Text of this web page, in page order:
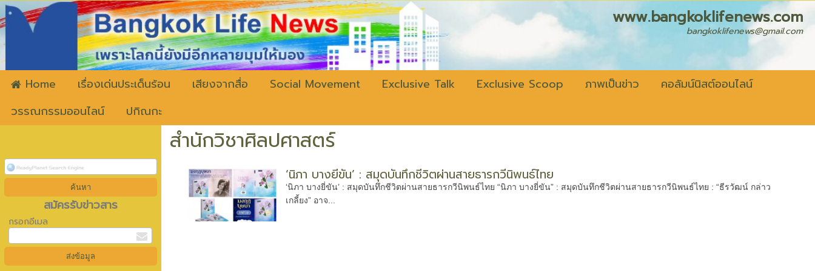
www.bangkoklifenews.com
bangkoklifenews@gmail.com
Home เรื่องเด่นประเด็นร้อน เสียงจากสื่อ Social Movement Exclusive Talk Exclusive Scoop ภาพเป็นข่าว
คอลัมน์นิสต์ออนไลน์
วรรณกรรมออนไลน์
ปกิณกะ
สมัครรับข่าวสาร
กรอกอีเมล
สำนักวิชาศิลปศาสตร์
‘นิภา บางยี่ขัน’ : สมุดบันทึกชีวิตผ่านสายธารกวีนิพนธ์ไทย
‘นิภา บางยี่ขัน’ : สมุดบันทึกชีวิตผ่านสายธารกวีนิพนธ์ไทย “นิภา บางยี่ขัน” : สมุดบันทึกชีวิตผ่านสายธารกวีนิพนธ์ไทย : “ธีรวัฒน์ กล่าว
เกลี้ยง” อาจ...